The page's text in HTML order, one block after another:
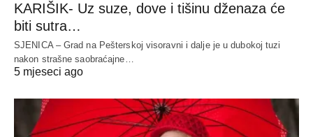
KARIŠIK- Uz suze, dove i tišinu dženaza će
biti sutra…
SJENICA – Grad na Pešterskoj visoravni i dalje je u dubokoj tuzi
nakon strašne saobraćajne…
5 mjeseci ago